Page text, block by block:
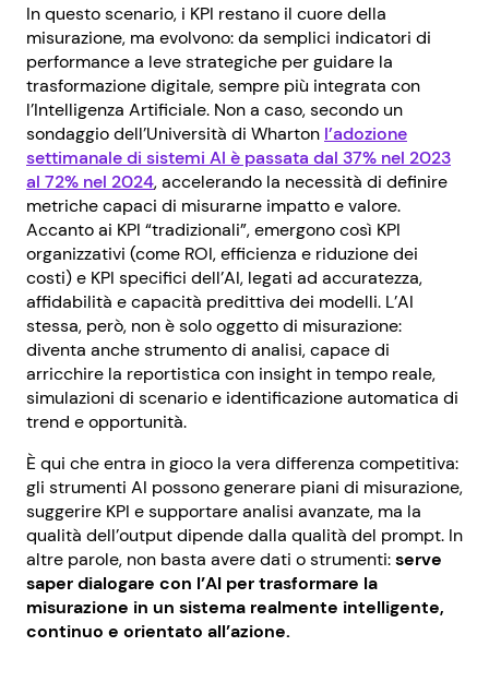
In questo scenario, i KPI restano il cuore della
misurazione, ma evolvono: da semplici indicatori di
performance a leve strategiche per guidare la
trasformazione digitale, sempre più integrata con
l’Intelligenza Artificiale. Non a caso, secondo un
sondaggio dell’Università di Wharton l’adozione
settimanale di sistemi AI è passata dal 37% nel 2023
al 72% nel 2024, accelerando la necessità di definire
metriche capaci di misurarne impatto e valore.
Accanto ai KPI “tradizionali”, emergono così KPI
organizzativi (come ROI, efficienza e riduzione dei
costi) e KPI specifici dell’AI, legati ad accuratezza,
affidabilità e capacità predittiva dei modelli. L’AI
stessa, però, non è solo oggetto di misurazione:
diventa anche strumento di analisi, capace di
arricchire la reportistica con insight in tempo reale,
simulazioni di scenario e identificazione automatica di
trend e opportunità.
È qui che entra in gioco la vera differenza competitiva:
gli strumenti AI possono generare piani di misurazione,
suggerire KPI e supportare analisi avanzate, ma la
qualità dell’output dipende dalla qualità del prompt. In
altre parole, non basta avere dati o strumenti:serve
saper dialogare con l’AI per trasformare la
misurazione in un sistema realmente intelligente,
continuo e orientato all’azione.